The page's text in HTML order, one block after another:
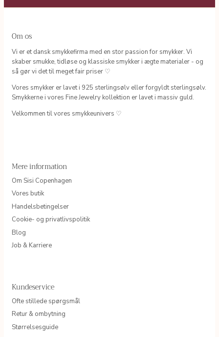
Om os
Vi er et dansk smykkefirma med en stor passion for smykker. Vi
skaber smukke, tidløse og klassiske smykker i ægte materialer - og
så gør vi det til meget fair priser ♡
Vores smykker er lavet i 925 sterlingsølv eller forgyldt sterlingsølv.
Smykkerne i vores Fine Jewelry kollektion er lavet i massiv guld.
Velkommen til vores smykkeunivers ♡
Mere information
Om Sisi Copenhagen
Vores butik
Handelsbetingelser
Cookie- og privatlivspolitik
Blog
Job & Karriere
Kundeservice
Ofte stillede spørgsmål
Retur & ombytning
Størrelsesguide